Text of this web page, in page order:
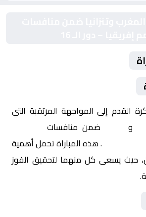
القدم إلى المواجهة المرتقبة التي
و ضمن منافسات
. هذه المباراة تحمل أهمية
حيث يسعى كل منهما لتحقيق الفوز